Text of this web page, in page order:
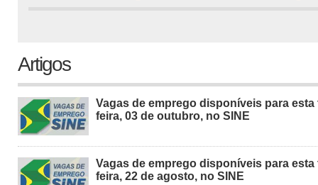
Artigos
Vagas de emprego disponíveis para esta
feira, 03 de outubro, no SINE
Vagas de emprego disponíveis para esta
feira, 22 de agosto, no SINE